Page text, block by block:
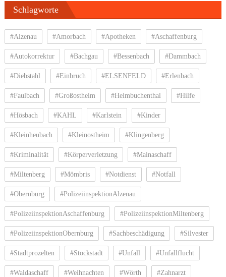
Schlagworte
#Alzenau #Amorbach #Apotheken #Aschaffenburg
#Autokorrektur #Bachgau #Bessenbach #Dammbach
#Diebstahl #Einbruch #ELSENFELD #Erlenbach
#Faulbach #Großostheim #Heimbuchenthal #Hilfe
#Hösbach #KAHL #Karlstein #Kinder
#Kleinheubach #Kleinostheim #Klingenberg
#Kriminalität #Körperverletzung #Mainaschaff
#Miltenberg #Mömbris #Notdienst #Notfall
#Obernburg #PolizeiinspektionAlzenau
#PolizeiinspektionAschaffenburg #PolizeiinspektionMiltenberg
#PolizeiinspektionObernburg #Sachbeschädigung #Silvester
#Stadtprozelten #Stockstadt #Unfall #Unfallflucht
#Waldaschaff #Weihnachten #Wörth #Zahnarzt